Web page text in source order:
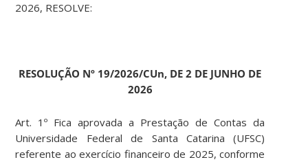
2026, RESOLVE:
RESOLUÇÃO Nº 19/2026/CUn, DE 2 DE JUNHO DE
2026
Art. 1º Fica aprovada a Prestação de Contas da
Universidade Federal de Santa Catarina (UFSC)
referente ao exercício financeiro de 2025, conforme